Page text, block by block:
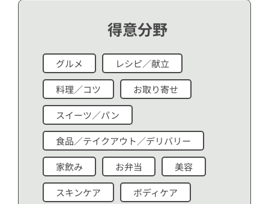
得意分野
グルメ レシピ／献立
料理／コツ お取り寄せ
スイーツ／パン
食品／テイクアウト／デリバリー
家飲み お弁当 美容
スキンケア ボディケア